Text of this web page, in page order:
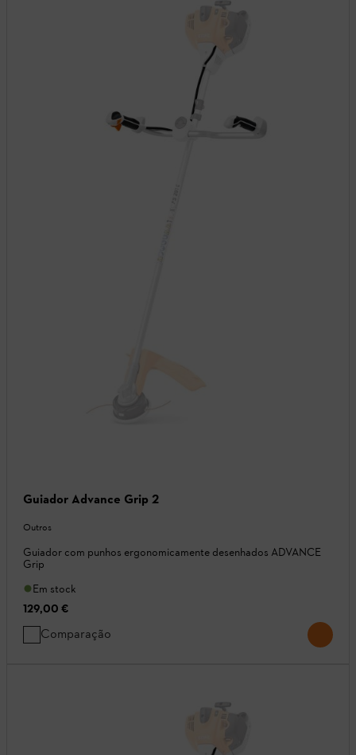
Guiador Advance Grip 2
Outros
Guiador com punhos ergonomicamente desenhados ADVANCE
Grip
Em stock
129,00 €
Comparação